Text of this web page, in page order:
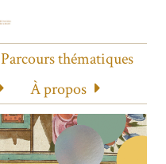
Parcours thématiques
À propos